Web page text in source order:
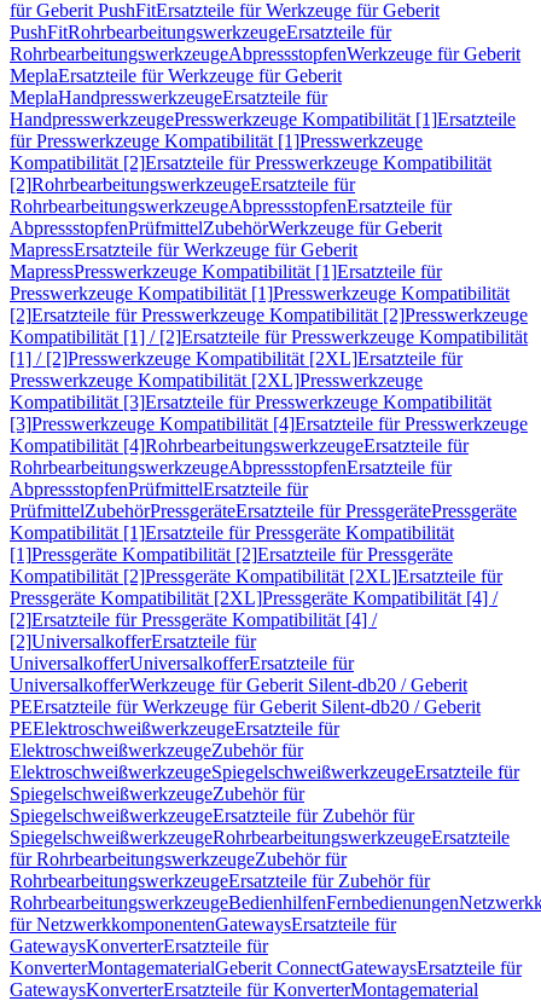
für Geberit PushFitErsatzteile für Werkzeuge für Geberit
PushFitRohrbearbeitungswerkzeugeErsatzteile für
RohrbearbeitungswerkzeugeAbpressstopfenWerkzeuge für Geberit
MeplaErsatzteile für Werkzeuge für Geberit
MeplaHandpresswerkzeugeErsatzteile für
HandpresswerkzeugePresswerkzeuge Kompatibilität [1]Ersatzteile
für Presswerkzeuge Kompatibilität [1]Presswerkzeuge
Kompatibilität [2]Ersatzteile für Presswerkzeuge Kompatibilität
[2]RohrbearbeitungswerkzeugeErsatzteile für
RohrbearbeitungswerkzeugeAbpressstopfenErsatzteile für
AbpressstopfenPrüfmittelZubehörWerkzeuge für Geberit
MapressErsatzteile für Werkzeuge für Geberit
MapressPresswerkzeuge Kompatibilität [1]Ersatzteile für
Presswerkzeuge Kompatibilität [1]Presswerkzeuge Kompatibilität
[2]Ersatzteile für Presswerkzeuge Kompatibilität [2]Presswerkzeuge
Kompatibilität [1] / [2]Ersatzteile für Presswerkzeuge Kompatibilität
[1] / [2]Presswerkzeuge Kompatibilität [2XL]Ersatzteile für
Presswerkzeuge Kompatibilität [2XL]Presswerkzeuge
Kompatibilität [3]Ersatzteile für Presswerkzeuge Kompatibilität
[3]Presswerkzeuge Kompatibilität [4]Ersatzteile für Presswerkzeuge
Kompatibilität [4]RohrbearbeitungswerkzeugeErsatzteile für
RohrbearbeitungswerkzeugeAbpressstopfenErsatzteile für
AbpressstopfenPrüfmittelErsatzteile für
PrüfmittelZubehörPressgeräteErsatzteile für PressgerätePressgeräte
Kompatibilität [1]Ersatzteile für Pressgeräte Kompatibilität
[1]Pressgeräte Kompatibilität [2]Ersatzteile für Pressgeräte
Kompatibilität [2]Pressgeräte Kompatibilität [2XL]Ersatzteile für
Pressgeräte Kompatibilität [2XL]Pressgeräte Kompatibilität [4] /
[2]Ersatzteile für Pressgeräte Kompatibilität [4] /
[2]UniversalkofferErsatzteile für
UniversalkofferUniversalkofferErsatzteile für
UniversalkofferWerkzeuge für Geberit Silent-db20 / Geberit
PEErsatzteile für Werkzeuge für Geberit Silent-db20 / Geberit
PEElektroschweißwerkzeugeErsatzteile für
ElektroschweißwerkzeugeZubehör für
ElektroschweißwerkzeugeSpiegelschweißwerkzeugeErsatzteile für
SpiegelschweißwerkzeugeZubehör für
SpiegelschweißwerkzeugeErsatzteile für Zubehör für
SpiegelschweißwerkzeugeRohrbearbeitungswerkzeugeErsatzteile
für RohrbearbeitungswerkzeugeZubehör für
RohrbearbeitungswerkzeugeErsatzteile für Zubehör für
RohrbearbeitungswerkzeugeBedienhilfenFernbedienungen
für NetzwerkkomponentenGatewaysErsatzteile für
GatewaysKonverterErsatzteile für
KonverterMontagematerialGeberit ConnectGatewaysErsatzteile für
GatewaysKonverterErsatzteile für KonverterMontagematerial